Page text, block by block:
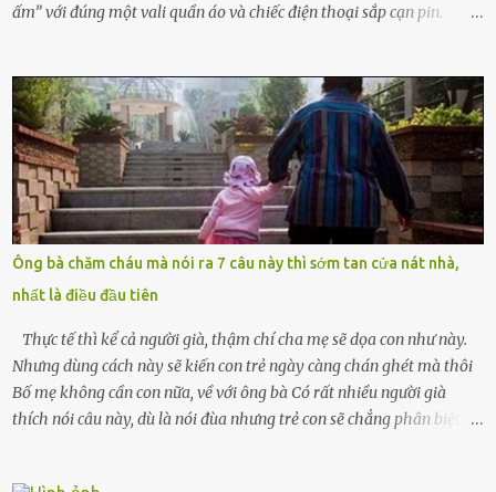
ấm” với đúng một vali quần áo và chiếc điện thoại sắp cạn pin.
cưới cô để có con. Không phải để nuôi một cái thân bất tài chỉ biết
khóc lóc,” anh ta gằn giọng, đẩy mạnh cánh cửa trước mặt tôi.
Tiếng cánh cửa đóng lại, vang lên như một bản án lạnh lùng. Tôi
đứng chết lặng giữa cơn mưa, không biết đi đâu, về đâu. Bố mẹ tôi
mất sớm. Tôi chẳng có anh chị em. Họ hàng cũng thưa thớt, chẳng
ai thân thiết đến mức có thể mở lòng cho tôi tá túc. Bạn bè? Ai cũng
bận rộn với gia đình riêng của họ. Tôi đã từng đặt cược cả thanh
xuân vào người chồng ấy – và giờ, tôi chỉ còn lại chính mình. Tôi lên
chiếc xe buýt cuối ngày, trốn chạy khỏi thành phố và nỗi đau. Tôi v...
Ông bà chăm cháu mà nói ra 7 câu này thì sớm tan cửa nát nhà,
nhất là điều đầu tiên
Thực tế thì kể cả người già, thậm chí cha mẹ sẽ dọa con như này.
Nhưng dùng cách này sẽ kiến con trẻ ngày càng chán ghét mà thôi
Bố mẹ không cần con nữa, về với ông bà Có rất nhiều người già
thích nói câu này, dù là nói đùa nhưng trẻ con sẽ chẳng phân biệt